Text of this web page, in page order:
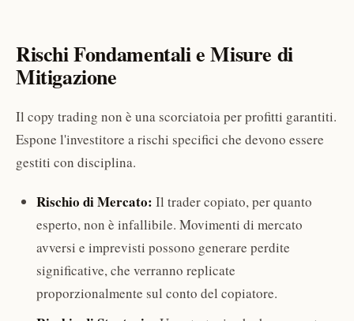
Rischi Fondamentali e Misure di
Mitigazione
Il copy trading non è una scorciatoia per profitti garantiti.
Espone l'investitore a rischi specifici che devono essere
gestiti con disciplina.
Rischio di Mercato: Il trader copiato, per quanto
esperto, non è infallibile. Movimenti di mercato
avversi e imprevisti possono generare perdite
significative, che verranno replicate
proporzionalmente sul conto del copiatore.